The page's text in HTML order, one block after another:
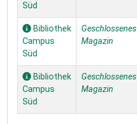
Süd
Bibliothek
Campus
Süd
Geschlossenes
Magazin
Bibliothek
Campus
Süd
Geschlossenes
Magazin